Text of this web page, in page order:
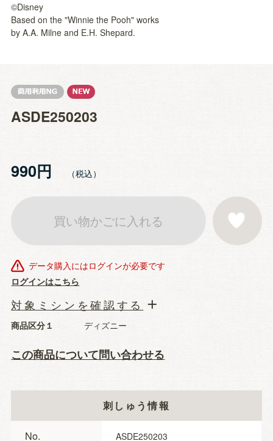
©Disney
Based on the "Winnie the Pooh" works
by A.A. Milne and E.H. Shepard.
ASDE250203
990円
データ購入にはログインが必要です
買い物かごに入れる
ログインはこちら
お気に入りに登
商品区分１ ディズニー
この商品について問い合わせる
対象ミシンを確認する
刺しゅう情報
No. ASDE250203